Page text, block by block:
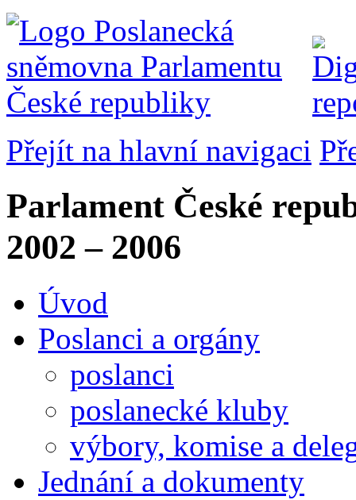
Přejít na hlavní navigaci
Parlament České
2002 – 2006
Úvod
Poslanci a orgány
poslanci
poslanecké kluby
výbory, komise a
Jednání a dokumenty